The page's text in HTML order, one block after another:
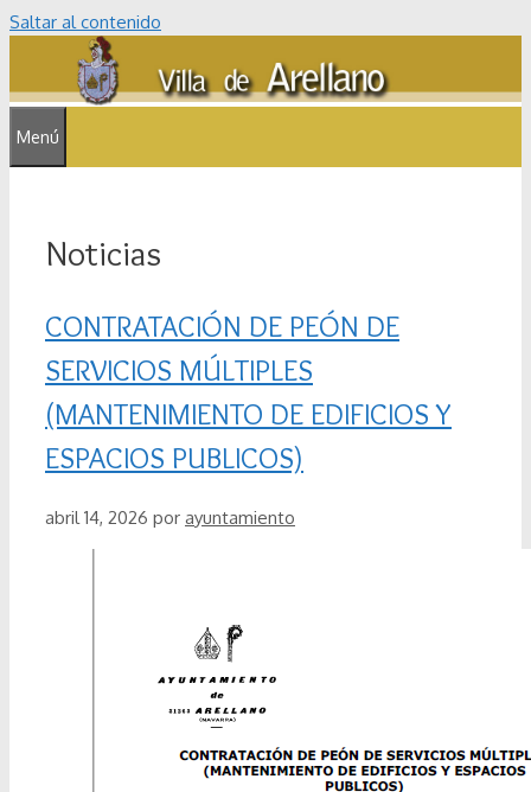
Saltar al contenido
Menú
Noticias
CONTRATACIÓN DE PEÓN DE
SERVICIOS MÚLTIPLES
(MANTENIMIENTO DE EDIFICIOS Y
ESPACIOS PUBLICOS)
abril 14, 2026 por ayuntamiento